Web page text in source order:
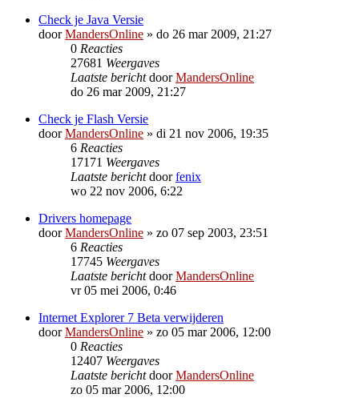
Check je Java Versie
doorMandersOnline » do 26 mar 2009, 21:27
0 Reacties
27681 Weergaves
Laatste berichtdoorMandersOnline
do 26 mar 2009, 21:27
Check je Flash Versie
doorMandersOnline » di 21 nov 2006, 19:35
6 Reacties
17171 Weergaves
Laatste berichtdoorfenix
wo 22 nov 2006, 6:22
Drivers homepage
doorMandersOnline » zo 07 sep 2003, 23:51
6 Reacties
17745 Weergaves
Laatste berichtdoorMandersOnline
vr 05 mei 2006, 0:46
Internet Explorer 7 Beta verwijderen
doorMandersOnline » zo 05 mar 2006, 12:00
0 Reacties
12407 Weergaves
Laatste berichtdoorMandersOnline
zo 05 mar 2006, 12:00